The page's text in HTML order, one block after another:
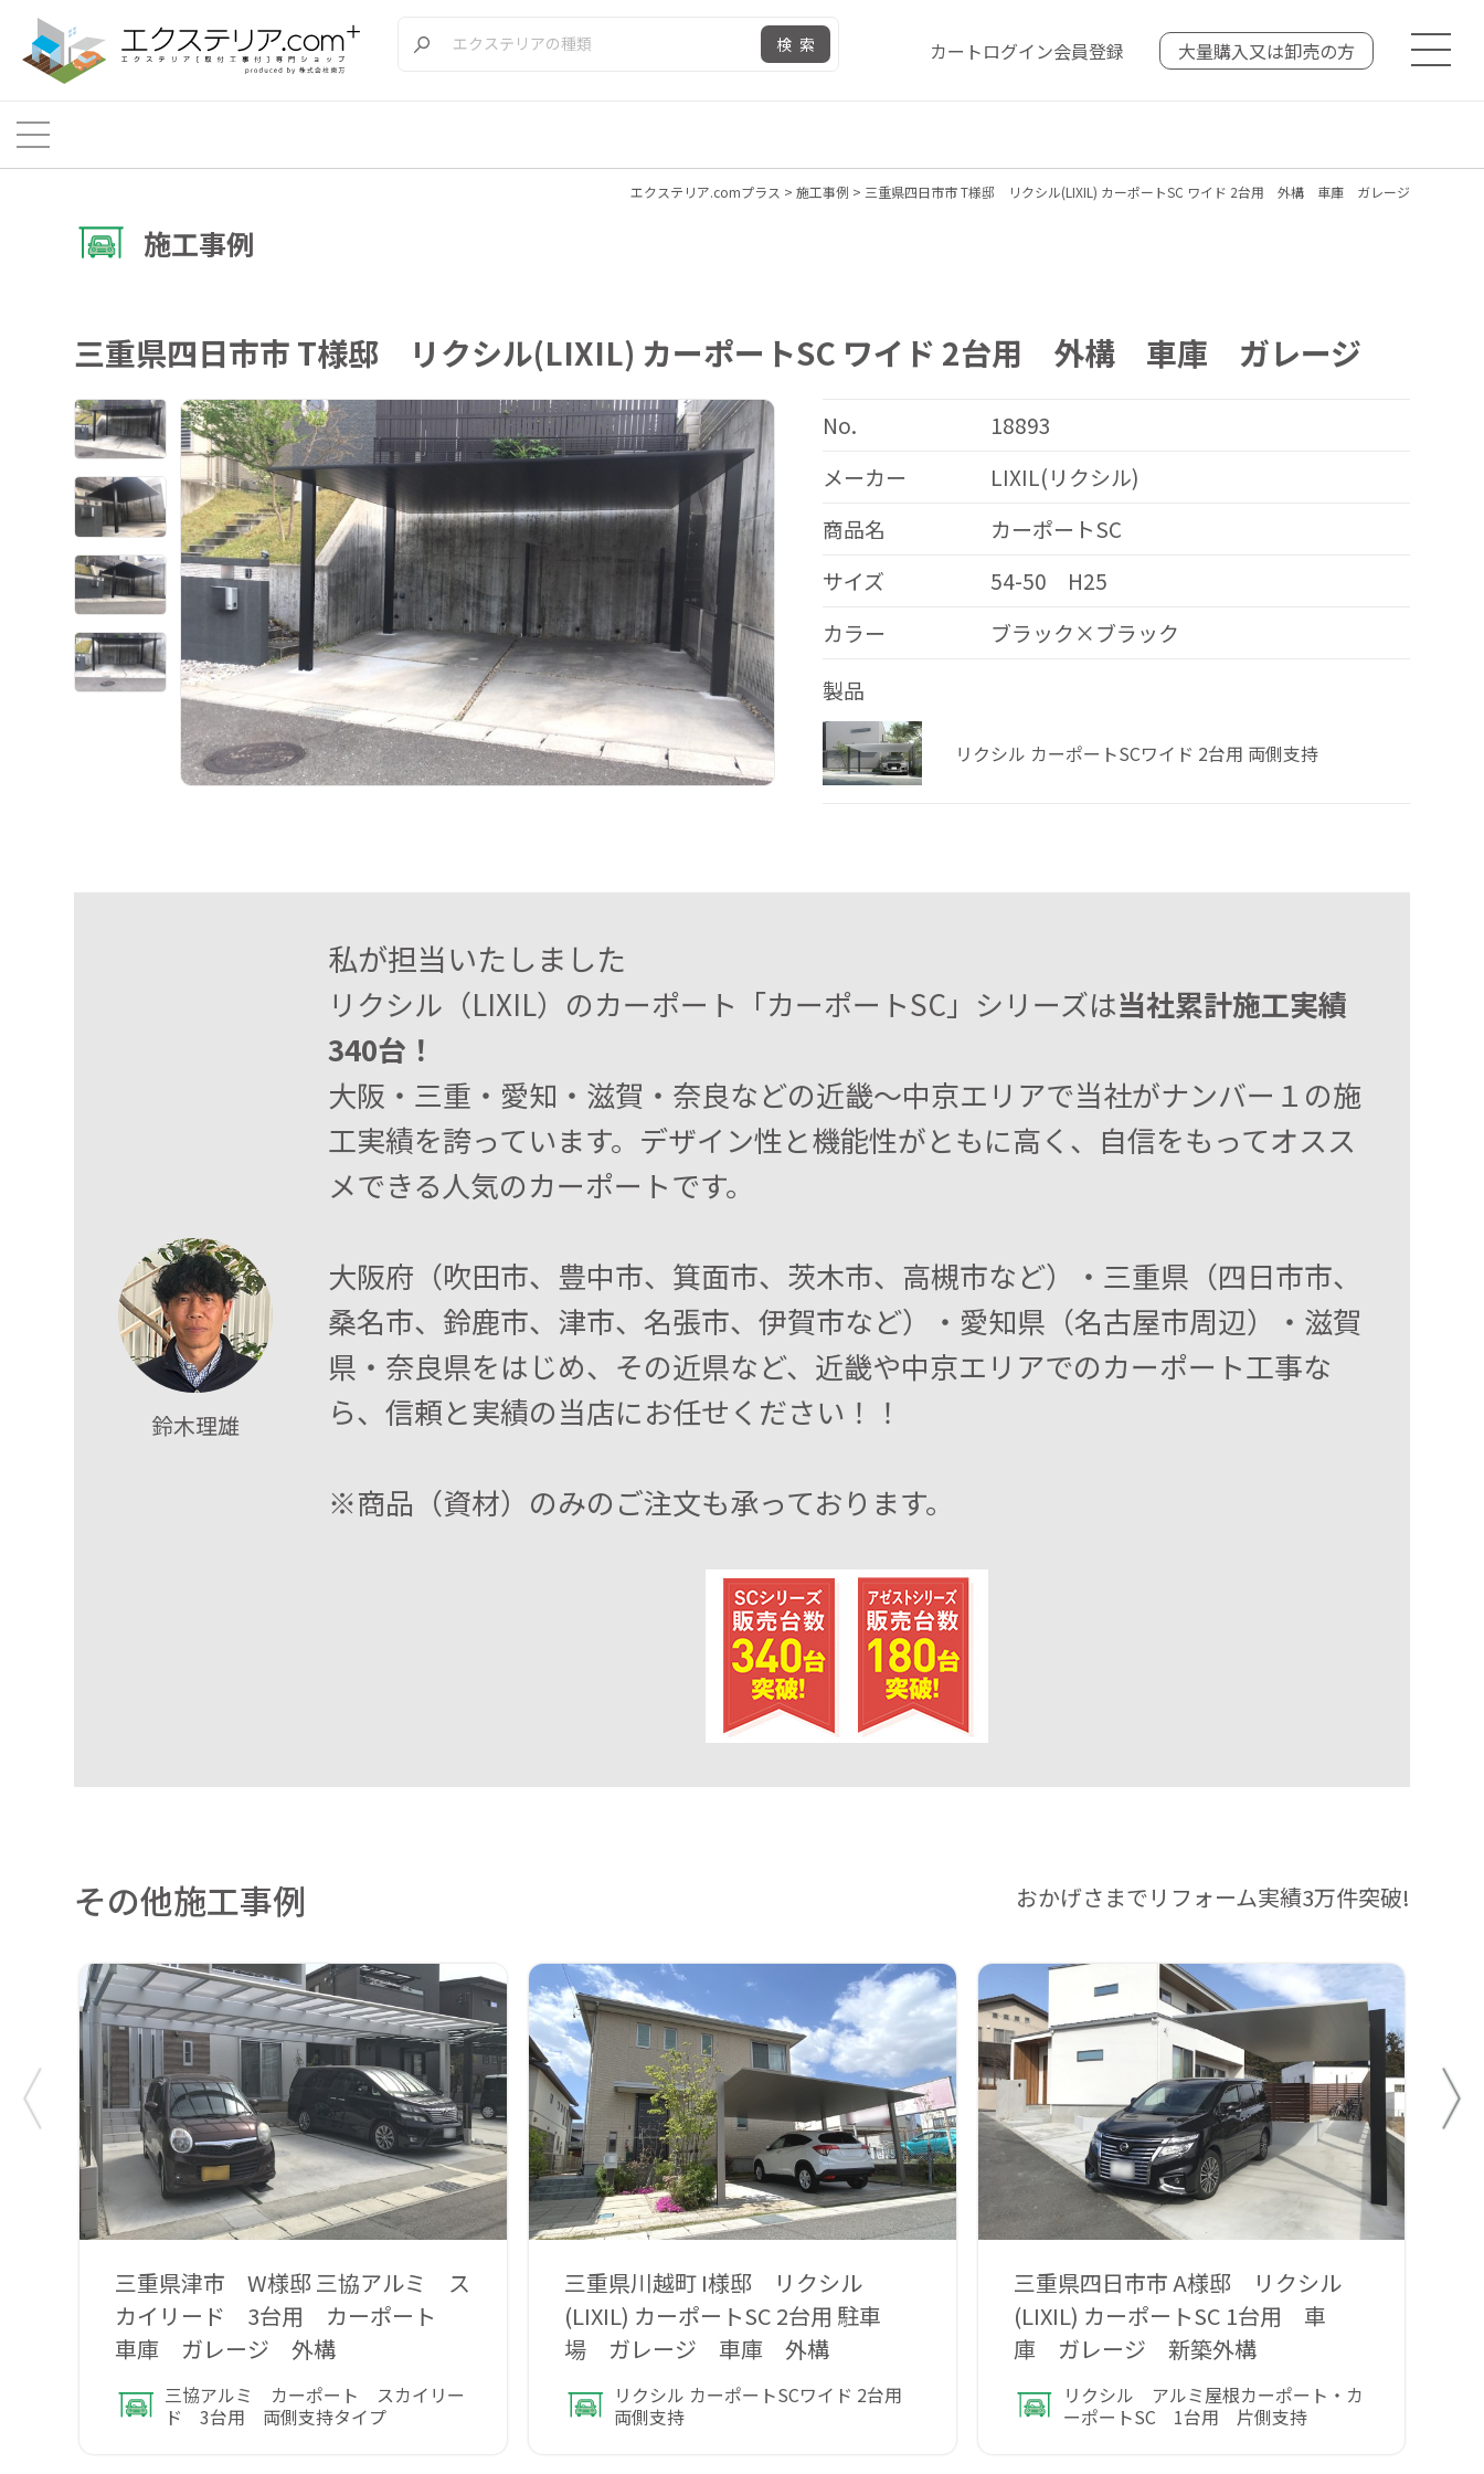
検索 カートログイン会員登録 大量購入又は卸売の方
エクステリア.comプラス > 施工事例 > 三重県四日市市 T様邸 リクシル(LIXIL) カーポートSC ワイド 2台用 外構 車庫 ガレージ
施工事例
三重県四日市市 T様邸 リクシル(LIXIL) カーポートSC ワイド 2台用 外構 車庫 ガレージ
No.
18893
メーカー
LIXIL(リクシル)
商品名
カーポートSC
サイズ
54-50 H25
カラー
ブラック×ブラック
製品
リクシル カーポートSCワイド 2台用 両側支持
鈴木理雄
私が担当いたしました
リクシル（LIXIL）のカーポート「カーポートSC」シリーズは当社累計施工実績
340台！
大阪・三重・愛知・滋賀・奈良などの近畿～中京エリアで当社がナンバー１の施
工実績を誇っています。デザイン性と機能性がともに高く、自信をもってオスス
メできる人気のカーポートです。
大阪府（吹田市、豊中市、箕面市、茨木市、高槻市など）・三重県（四日市市、
桑名市、鈴鹿市、津市、名張市、伊賀市など）・愛知県（名古屋市周辺）・滋賀
県・奈良県をはじめ、その近県など、近畿や中京エリアでのカーポート工事な
ら、信頼と実績の当店にお任せください！！
※商品（資材）のみのご注文も承っております。
その他施工事例 おかげさまでリフォーム実績3万件突破!
三重県津市 W様邸 三協アルミ ス
カイリード 3台用 カーポート
車庫 ガレージ 外構
三協アルミ カーポート スカイリー
ド 3台用 両側支持タイプ
三重県川越町 I様邸 リクシル
(LIXIL) カーポートSC 2台用 駐車
場 ガレージ 車庫 外構
リクシル カーポートSCワイド 2台用
両側支持
三重県四日市市 A様邸 リクシル
(LIXIL) カーポートSC 1台用 車
庫 ガレージ 新築外構
リクシル アルミ屋根カーポート・カ
ーポートSC 1台用 片側支持